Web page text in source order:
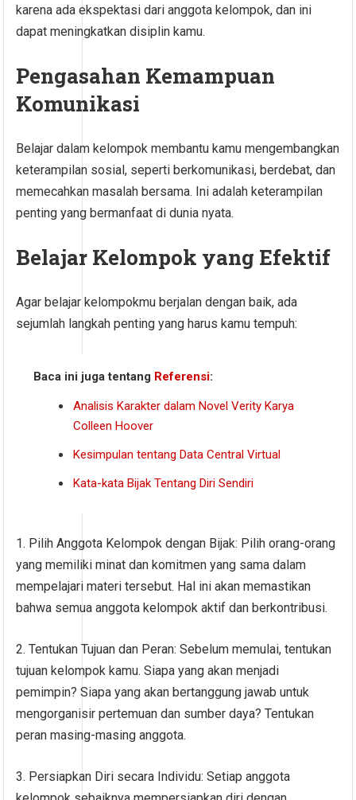
karena ada ekspektasi dari anggota kelompok, dan ini
dapat meningkatkan disiplin kamu.
Pengasahan Kemampuan
Komunikasi
Belajar dalam kelompok membantu kamu mengembangkan
keterampilan sosial, seperti berkomunikasi, berdebat, dan
memecahkan masalah bersama. Ini adalah keterampilan
penting yang bermanfaat di dunia nyata.
Belajar Kelompok yang Efektif
Agar belajar kelompokmu berjalan dengan baik, ada
sejumlah langkah penting yang harus kamu tempuh:
Baca ini juga tentang Referensi:
Analisis Karakter dalam Novel Verity Karya
Colleen Hoover
Kesimpulan tentang Data Central Virtual
Kata-kata Bijak Tentang Diri Sendiri
1. Pilih Anggota Kelompok dengan Bijak: Pilih orang-orang
yang memiliki minat dan komitmen yang sama dalam
mempelajari materi tersebut. Hal ini akan memastikan
bahwa semua anggota kelompok aktif dan berkontribusi.
2. Tentukan Tujuan dan Peran: Sebelum memulai, tentukan
tujuan kelompok kamu. Siapa yang akan menjadi
pemimpin? Siapa yang akan bertanggung jawab untuk
mengorganisir pertemuan dan sumber daya? Tentukan
peran masing-masing anggota.
3. Persiapkan Diri secara Individu: Setiap anggota